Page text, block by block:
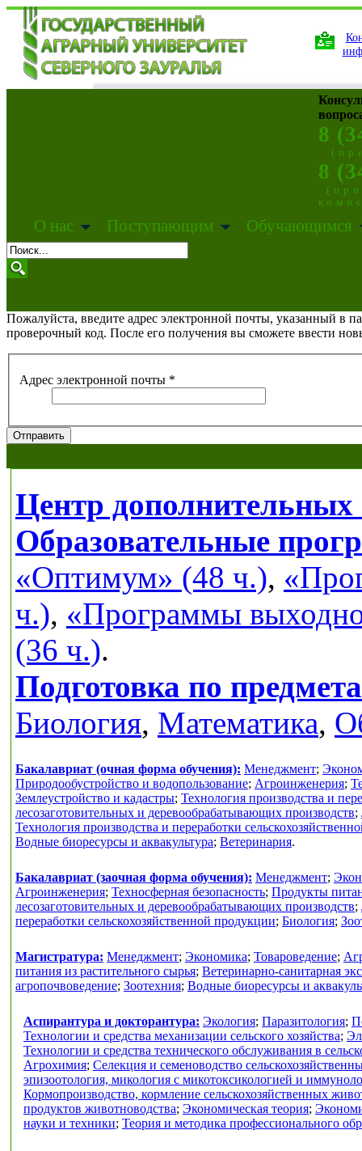
8
8
О нас Поступающим Обучающимся
Пожалуйста, введите адрес электронной почты, указанный в
проверочный код. После его получения вы сможете ввести
Адрес электронной почты *
Отправить
Центр дополнительных
Образовательные
«Оптимум» (48 ч.),
ч.), «Программы
(36 ч.).
Подготовка по
Биология, Математика,
Бакалавриат (очная форма обучения): Менеджмент;
Природообустройство и водопользование; Агроинженерия;
Землеустройство и кадастры; Технология производства и
лесозаготовительных и деревообрабатывающих производств;
Технология производства и переработки
Водные биоресурсы и аквакультура; Ветеринария.
Бакалавриат (заочная форма обучения): Менеджмент;
Агроинженерия; Техносферная безопасность; Продукты
лесозаготовительных и деревообрабатывающих производств;
переработки сельскохозяйственной продукции; Биология;
Магистратура: Менеджмент; Экономика; Товароведение;
питания из растительного сырья; Ветеринарно-санитарная
агропочвоведение; Зоотехния; Водные биоресурсы и
Аспирантура и докторантура: Экология; Паразитология;
Технологии и средства механизации сельского хозяйства;
Технологии и средства технического обслуживания в
Агрохимия; Селекция и семеноводство
эпизоотология, микология с микотоксикологией и
Кормопроизводство, кормление сельскохозяйственных
продуктов животноводства; Экономическая теория;
науки и техники; Теория и методика профессионального